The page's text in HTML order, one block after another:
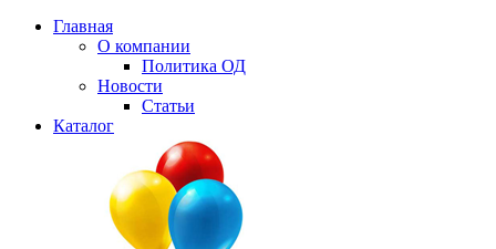
Главная
О компании
Политика ОД
Новости
Статьи
Каталог